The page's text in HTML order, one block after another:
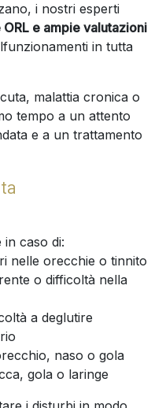
i nostri esperti
e ampie valutazioni
in tutta
malattia cronica o
tempo a un attento
e a un trattamento
in caso di:
nelle orecchie o tinnito
o difficoltà nella
a deglutire
naso o gola
gola o laringe